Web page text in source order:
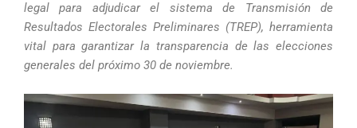
legal para adjudicar el sistema de Transmisión de
Resultados Electorales Preliminares (TREP), herramienta
vital para garantizar la transparencia de las elecciones
generales del próximo 30 de noviembre.